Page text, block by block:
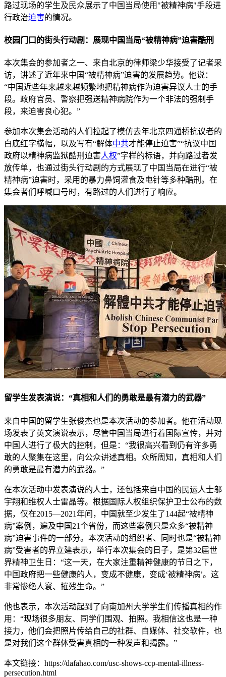
路过现场的学生及民众展示了中国当局使用"被精神病"手段进
行政治迫害的情况。
校园门口的街头行动剧：展现中国当局“被精神病”迫害酷刑
本次集会的参加者之一、来自北京的律师梁少华接受了记者采
访，讲述了近年来中国“被精神病”迫害的发展趋势。他说：
“中国近些年来越来越频繁地把精神病作为迫害异议人士的手
段。政府官员、警察把强送精神病院作为一个非法的强制手
段，来迫害良心犯。”
参加本次集会活动的人们拉起了模仿去年北京四通桥抗议者的
白底红字横幅，以及写有“解体中共才能停止迫害”“抗议中国
政府以精神病监狱酷刑迫害人权”字样的标语，并向路过者发
放传单，也通过街头行动剧的方式展现了中国当局在进行“被
精神病”迫害时，采用的暴力鼻饲灌食及电针等多种酷刑。在
集会者们呼喊口号时，有路过的人们进行了响应。
留学生发表演说：“真相和人们的勇敢是最有潜力的武器”
来自中国的留学生张俊杰也是本次活动的参加者。他在活动现
场发表了英文演说表示，尽管中国当局进行着国际宣传，并对
中国人进行了极大的控制，但是：“我很高兴看到仍有许多勇
敢的人聚集在这里，向公众讲述真相。众所周知，真相和人们
的勇敢是最有潜力的武器。”
在本次活动中发表演说的人士，还包括来自中国的民运人士邬
宇翔和维权人士雷晶等。根据国际人权组织保护卫士公布的数
据，仅在2015—2021年间，中国就至少发生了144起“被精神
病”案例，遍及中国21个省份，而这些案例只是众多“被精神
病”迫害事件的一部分。本次活动的组织者、同时也是“被精神
病”受害者的界立建表示，举行本次集会的日子，是第32届世
界精神卫生日：“这一天，在大家注重精神健康的节日之下，
中国政府把一些健康的人，变成不健康，变成‘被精神病’。这
非常惨绝人寰、摧残生命。”
他也表示，本次活动起到了向南加州大学学生们传播真相的作
用：“现场很多朋友、同学们围观、拍照。我相信这也是一种
接力，他们会把照片传给自己的社群、自媒体、社交软件，也
是对我们这个群体受害真相的一种发声和揭露。”
本文链接：https://dafahao.com/usc-shows-ccp-mental-illness-
persecution.html